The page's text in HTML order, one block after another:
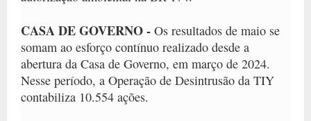
CASA DE GOVERNO - Os resultados de maio se
somam ao esforço contínuo realizado desde a
abertura da Casa de Governo, em março de 2024.
Nesse período, a Operação de Desintrusão da TIY
contabiliza 10.554 ações.